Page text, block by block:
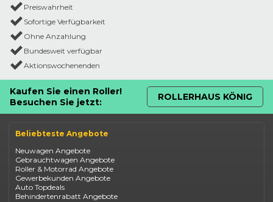
Preiswahrheit
Sofortige Verfügbarkeit
Ohne Anzahlung
Bundesweit verfügbar
Aktionswochenenden
Kaufen Sie einen Roller!
Besuchen Sie jetzt:
ROLLERHAUS KÖNIG
Beliebteste Angebote
Neuwagen Angebote
Gebrauchtwagen Angebote
Roller & Motorrad Angebote
Gewerbekunden Angebote
Auto Topdeals
Behindertenrabatt Angebote